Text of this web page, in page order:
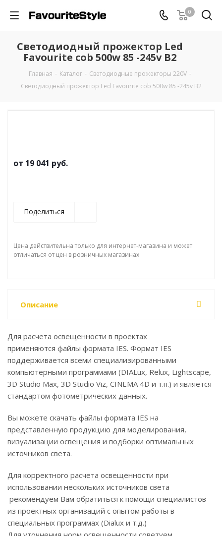
0
Светодиодный прожектор Led
Favourite cob 500w 85 -245v В2
Главная - Каталог - Светодиодные прожекторы 220V -
Светодиодный прожектор Led Favourite cob 500w 85 -245v В2
от 19 041 руб.
Поделиться
Цена действительна только для интернет-магазина и может
отличаться от цен в розничных магазинах
Описание
Для расчета освещенности в проектах
применяются файлы формата IES. Формат IES
поддерживается всеми специализированными
компьютерными программами (DIALux, Relux, Lightscape,
3D Studio Max, 3D Studio Viz, CINEMA 4D и т.п.) и является
стандартом фотометрических данных.
Вы можете скачать файлы формата IES на
представленную продукцию для моделирования,
визуализации освещения и подборки оптимальных
источников света.
Для корректного расчета освещенности при
использовании нескольких источников света
рекомендуем Вам обратиться к помощи специалистов
из проектных организаций с опытом работы в
специальных программах (Dialux и т.д.)